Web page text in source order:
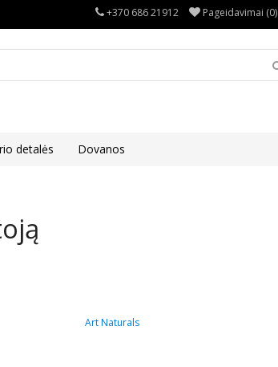
+370 686 21912 Pageidavimai (0)
detalės Dovanos
Art Naturals